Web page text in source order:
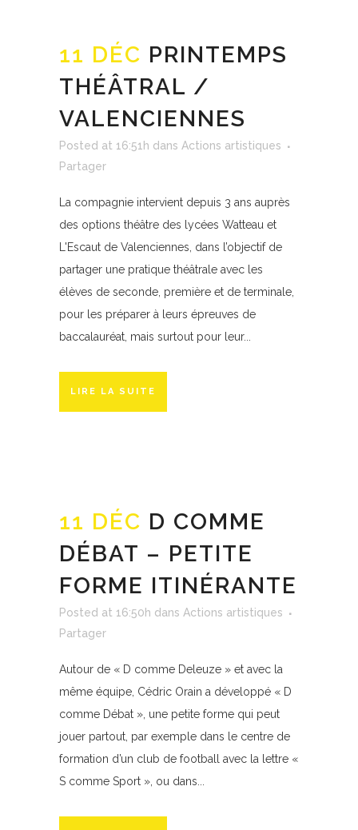
11 DÉC PRINTEMPS
THÉÂTRAL /
VALENCIENNES
Posted at 16:51h dans Actions artistiques
Partager
La compagnie intervient depuis 3 ans auprès
des options théâtre des lycées Watteau et
L'Escaut de Valenciennes, dans l’objectif de
partager une pratique théâtrale avec les
élèves de seconde, première et de terminale,
pour les préparer à leurs épreuves de
baccalauréat, mais surtout pour leur...
LIRE LA SUITE
11 DÉC D COMME
DÉBAT – PETITE
FORME ITINÉRANTE
Posted at 16:50h dans Actions artistiques
Partager
Autour de « D comme Deleuze » et avec la
même équipe, Cédric Orain a développé « D
comme Débat », une petite forme qui peut
jouer partout, par exemple dans le centre de
formation d’un club de football avec la lettre «
S comme Sport », ou dans...